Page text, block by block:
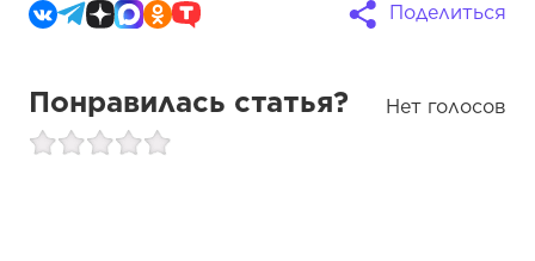
Поделиться
Понравилась статья? Нет голосов